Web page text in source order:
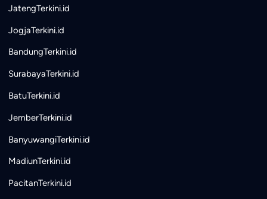
JatengTerkini.id
JogjaTerkini.id
BandungTerkini.id
SurabayaTerkini.id
BatuTerkini.id
JemberTerkini.id
BanyuwangiTerkini.id
MadiunTerkini.id
PacitanTerkini.id